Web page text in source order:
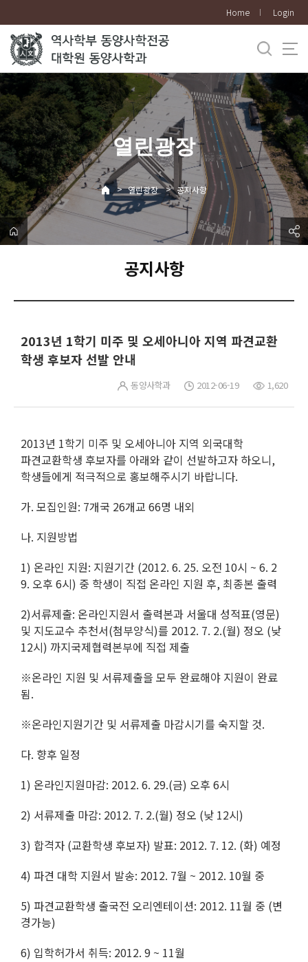
로
메
뉴
Home Login
열린광장
> 열린광장 > 공지사항
공지사항
2013년 1학기 미주 및 오세아니아 지역 파견교환
학생 후보자 선발 안내
동양사학과 2012-06-19 1,620
2013년 1학기 미주 및 오세아니아 지역 외국대학
파견교환학생 후보자를 아래와 같이 선발하고자 하오니,
학생들에게 적극적으로 홍보해주시기 바랍니다.
가. 모집인원: 7개국 26개교 66명 내외
나. 지원방법
1) 온라인 지원: 지원기간 (2012. 6. 25. 오전 10시 ~ 6. 2
9. 오후 6시) 중 학생이 직접 온라인 지원 후, 최종본 출력
2)서류제출: 온라인지원서 출력본과 서울대 성적표(영문)
및 지도교수 추천서(첨부양식)를 2012. 7. 2.(월) 정오 (낮
12시) 까지국제협력본부에 직접 제출
※온라인 지원 및 서류제출을 모두 완료해야 지원이 완료
됨.
※온라인지원기간 및 서류제출 마감시기를 숙지할 것.
다. 향후 일정
1) 온라인지원마감: 2012. 6. 29.(금) 오후 6시
2) 서류제출 마감: 2012. 7. 2.(월) 정오 (낮 12시)
3) 합격자 (교환학생 후보자) 발표: 2012. 7. 12. (화) 예정
4) 파견 대학 지원서 발송: 2012. 7월 ~ 2012. 10월 중
5) 파견교환학생 출국전 오리엔테이션: 2012. 11월 중 (변
경가능)
6) 입학허가서 취득: 2012. 9 ~ 11월